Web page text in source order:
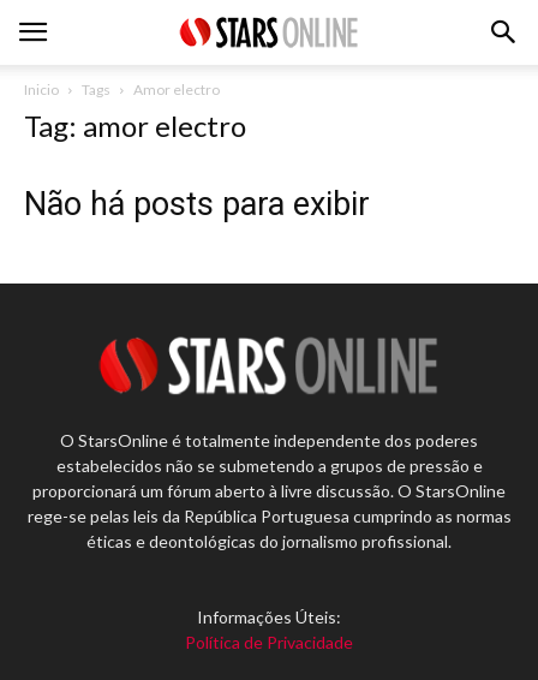
Inicio Tags Amor electro
Tag: amor electro
Não há posts para exibir
O StarsOnline é totalmente independente dos poderes
estabelecidos não se submetendo a grupos de pressão e
proporcionará um fórum aberto à livre discussão. O StarsOnline
rege-se pelas leis da República Portuguesa cumprindo as normas
éticas e deontológicas do jornalismo profissional.
Informações Úteis:
Política de Privacidade